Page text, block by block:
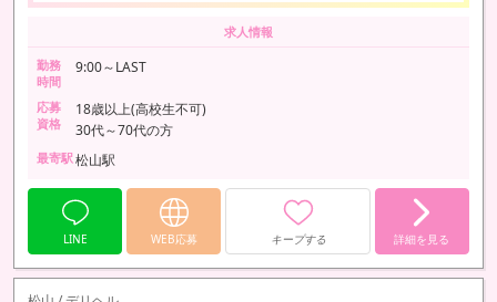
求人情報
勤務
時間
9:00～LAST
応募
資格
18歳以上(高校生不可)
30代～70代の方
最寄駅松山駅
LINE WEB応募 キープする 詳細を見る